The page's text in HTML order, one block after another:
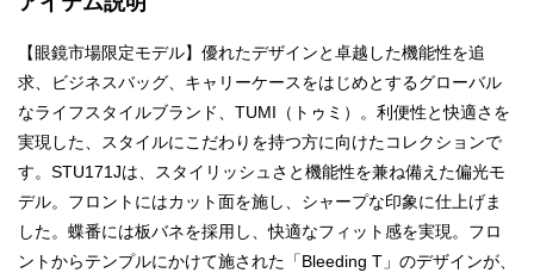
【眼鏡市場限定モデル】優れたデザインと卓越した機能性を追
求、ビジネスバッグ、キャリーケースをはじめとするグローバル
なライフスタイルブランド、TUMI（トゥミ）。利便性と快適さを
実現した、スタイルにこだわりを持つ方に向けたコレクションで
す。STU171Jは、スタイリッシュさと機能性を兼ね備えた偏光モ
デル。フロントにはカット面を施し、シャープな印象に仕上げま
した。蝶番には板バネを採用し、快適なフィット感を実現。フロ
ントからテンプルにかけて施された「Bleeding T」のデザインが、